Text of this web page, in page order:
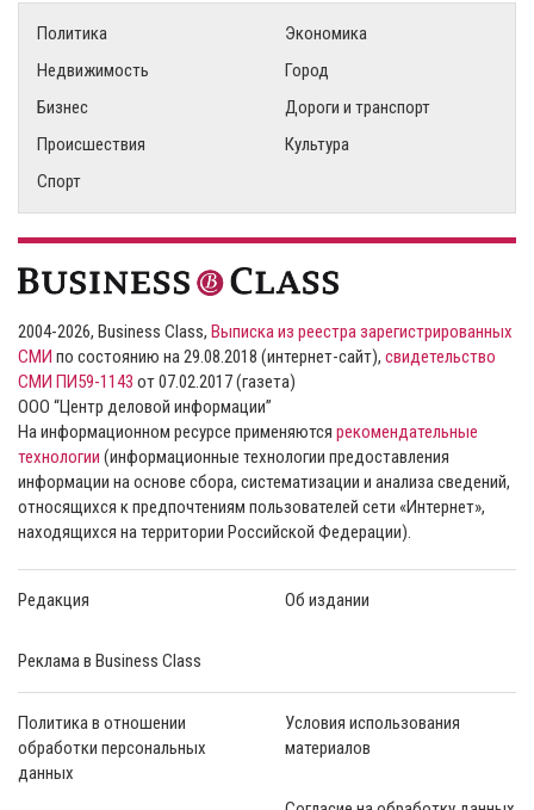
Политика
Экономика
Недвижимость
Город
Бизнес
Дороги и транспорт
Происшествия
Культура
Спорт
2004-2026, Business Class, Выписка из реестра зарегистрированных
СМИ по состоянию на 29.08.2018 (интернет-сайт), свидетельство
СМИ ПИ59-1143 от 07.02.2017 (газета)
ООО “Центр деловой информации”
На информационном ресурсе применяются рекомендательные
технологии (информационные технологии предоставления
информации на основе сбора, систематизации и анализа сведений,
относящихся к предпочтениям пользователей сети «Интернет»,
находящихся на территории Российской Федерации).
Редакция Об издании
Реклама в Business Class
Политика в отношении
обработки персональных
данных
Условия использования
материалов